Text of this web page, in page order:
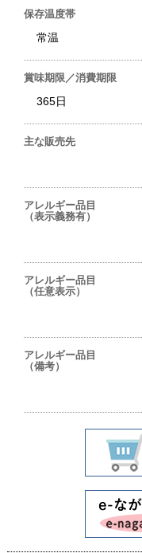
保存温度帯
常温
賞味期限／消費期限
365日
主な販売先
アレルギー品目
（表示義務有）
アレルギー品目
（任意表示）
アレルギー品目
（備考）